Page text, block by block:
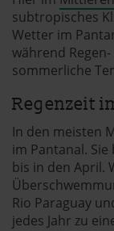
subtropisches
Wetter im
während
sommerliche
Regenzeit
In den meisten
im Pantanal.
bis in den April.
Rio Paraguay
jedes Jahr zu